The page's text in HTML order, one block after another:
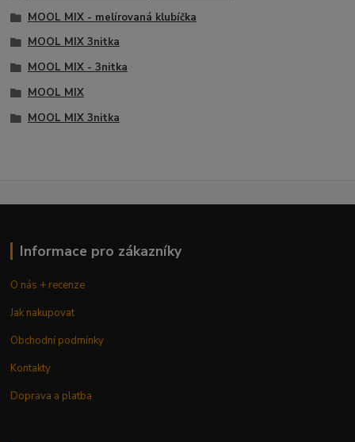
MOOL MIX - melírovaná klubíčka
MOOL MIX 3nitka
MOOL MIX - 3nitka
MOOL MIX
MOOL MIX 3nitka
Informace pro zákazníky
O nás + recenze
Jak nakupovat
Obchodní podmínky
Kontakty
Doprava a platba